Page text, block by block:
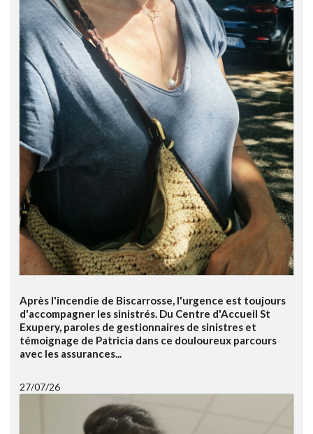
Après l'incendie de Biscarrosse, l'urgence est toujours
d'accompagner les sinistrés. Du Centre d'Accueil St
Exupery, paroles de gestionnaires de sinistres et
témoignage de Patricia dans ce douloureux parcours
avec les assurances...
27/07/26